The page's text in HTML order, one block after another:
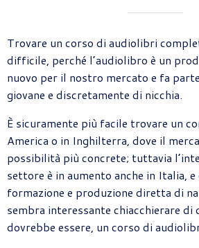
Trovare un corso di audiolibri
difficile, perché l’audiolibro è un
nuovo per il nostro mercato e fa
giovane e discretamente di nicchia.
È sicuramente più facile trovare un
America o in Inghilterra, dove il
possibilità più concrete; tuttavia
settore è in aumento anche in Italia,
formazione e produzione diretta di
sembra interessante chiacchierare di
dovrebbe essere, un corso di